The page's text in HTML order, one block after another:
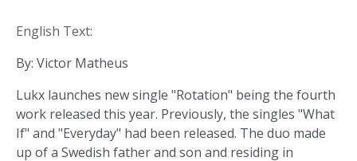
English Text:
By: Victor Matheus
Lukx launches new single "Rotation" being the fourth
work released this year. Previously, the singles "What
If" and "Everyday" had been released. The duo made
up of a Swedish father and son and residing in